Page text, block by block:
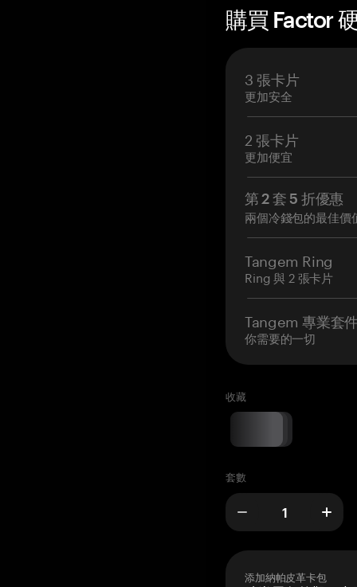
購買 Factor
3 張卡片
更加安全
2 張卡片
更加便宜
第 2 套 5 折優惠
兩個冷錢包的最佳價
Tangem Ring
Ring 與 2 張卡片
Tangem 專業套
你需要的一切
收藏
套數
添加納帕皮革卡包